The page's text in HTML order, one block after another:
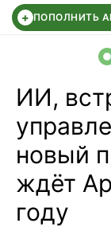
+ ПОПОЛНИТЬ
СБЕР
ИИ,
новый
ждёт
году